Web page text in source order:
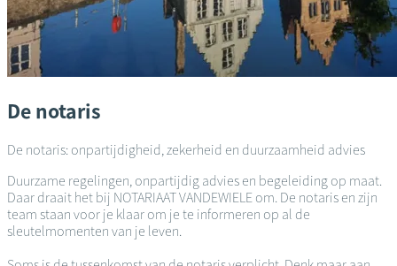
De notaris
De notaris: onpartijdigheid, zekerheid en duurzaamheid advies
Duurzame regelingen, onpartijdig advies en begeleiding op maat.
Daar draait het bij NOTARIAAT VANDEWIELE om. De notaris en zijn
team staan voor je klaar om je te informeren op al de
sleutelmomenten van je leven.